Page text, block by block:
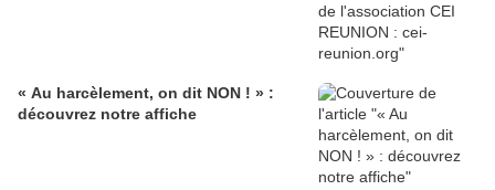
« Au harcèlement, on dit NON ! » :
découvrez notre affiche